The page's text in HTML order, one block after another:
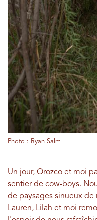
Photo : Ryan Salm
Un jour, Orozco et moi
sentier de cow-boys.
de paysages sinueux de
Lauren, Lilah et moi